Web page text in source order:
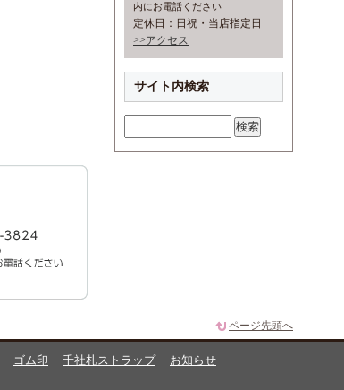
内にお電話ください
定休日：日祝・当店指定日
>>アクセス
サイト内検索
ページ先頭へ
ゴム印 千社札ストラップ お知らせ